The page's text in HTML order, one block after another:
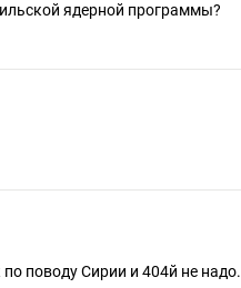
ядерной программы?
поводу Сирии и 404й не надо.